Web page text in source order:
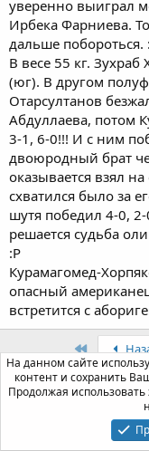
уверенно выиграл
Ирбека Фарниева.
дальше побороться.
В весе 55 кг.
(юг). В другом
Отарсултанов
Абдуллаева, потом
3-1, 6-0!!! И с ним
двоюродный брат
оказывается взял
схватился было за
шутя победил 4-0, 2-
решается судьба
:P
Курамагомед-
опасный
встретится с
Войдите
На данном сайте
контент и сохранить
Продолжая